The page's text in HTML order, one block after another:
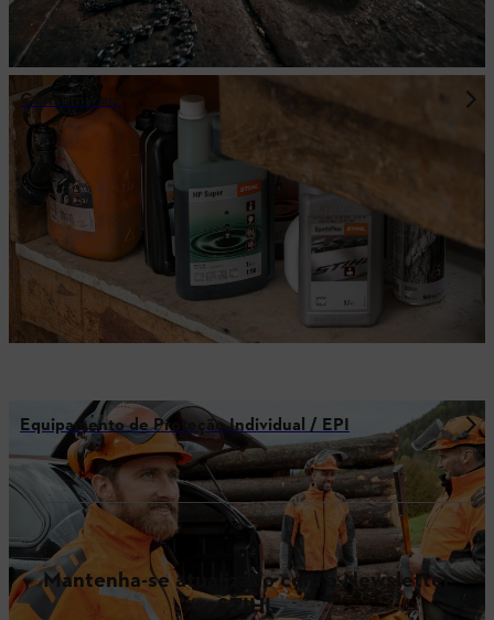
Consumíveis
Equipamento de Proteção Individual / EPI
Mantenha-se atualizado com a Newsletter
STIHL